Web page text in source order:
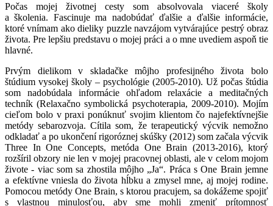
Počas mojej životnej cesty som absolvovala viaceré školy
a školenia. Fascinuje ma nadobúdať ďalšie a ďalšie informácie,
ktoré vnímam ako dieliky puzzle navzájom vytvárajúce pestrý obraz
života. Pre lepšiu predstavu o mojej práci a o mne uvediem aspoň tie
hlavné.
Prvým dielikom v skladačke môjho profesijného života bolo
štúdium vysokej školy – psychológie (2005-2010). Už počas štúdia
som nadobúdala informácie ohľadom relaxácie a meditačných
techník (Relaxačno symbolická psychoterapia, 2009-2010). Mojím
cieľom bolo v praxi ponúknuť svojim klientom čo najefektívnejšie
metódy sebarozvoja. Cítila som, že terapeutický výcvik nemožno
odkladať a po ukončení rigoróznej skúšky (2012) som začala výcvik
Three In One Concepts, metóda One Brain (2013-2016), ktorý
rozšíril obzory nie len v mojej pracovnej oblasti, ale v celom mojom
živote - viac som sa zhostila môjho „Ja“. Práca s One Brain jemne
a efektívne vniesla do života hĺbku a zmysel mne, aj mojej rodine.
Pomocou metódy One Brain, s ktorou pracujem, sa dokážeme spojiť
s vlastnou minulosťou, aby sme mohli zmeniť prítomnosť